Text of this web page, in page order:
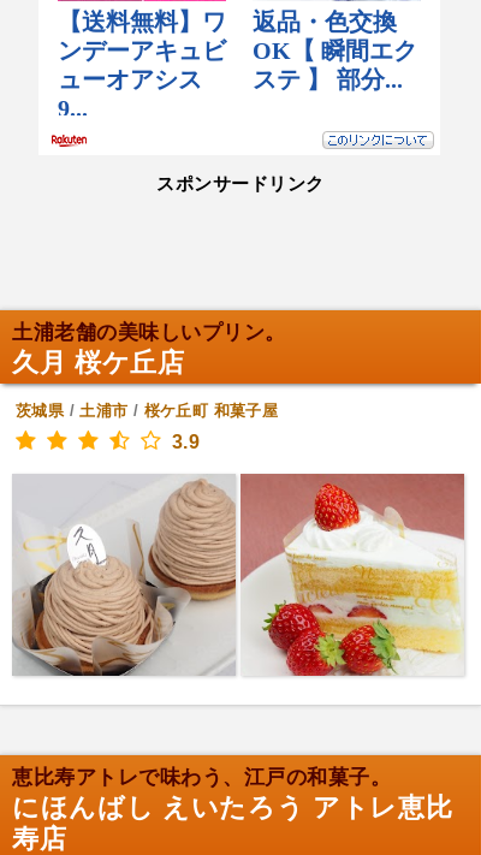
スポンサードリンク
土浦老舗の美味しいプリン。
久月 桜ケ丘店
茨城県/土浦市 / 桜ケ丘町 和菓子屋
3.9
恵比寿アトレで味わう、江戸の和菓子。
にほんばし えいたろう アトレ恵比
寿店